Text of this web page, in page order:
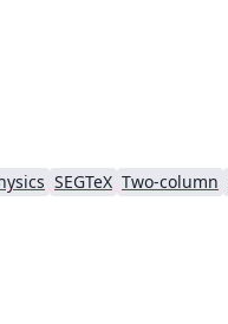
SEGTeX Two-column